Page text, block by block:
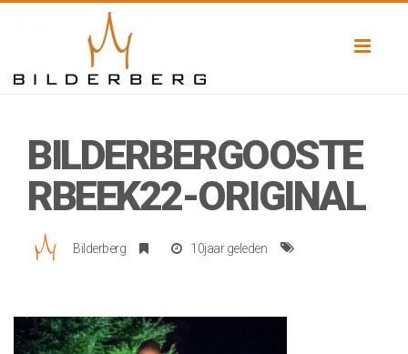
BILDERBERGOOSTE
RBEEK22-ORIGINAL
Bilderberg 10jaar geleden